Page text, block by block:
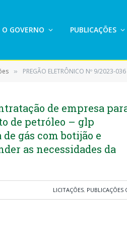
O GOVERNO PUBLICAÇÕES
» PREGÃO ELETRÔNICO Nº 9/2023-036 (Contratação de empresa para fornecimento de
de empresa
de petróleo – glp
gás com botijão e
as necessidades da
LICITAÇÕES, PUBLICAÇÕES